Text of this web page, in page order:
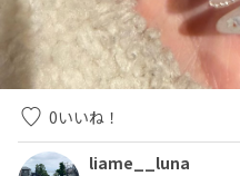
0いいね！
liame__luna